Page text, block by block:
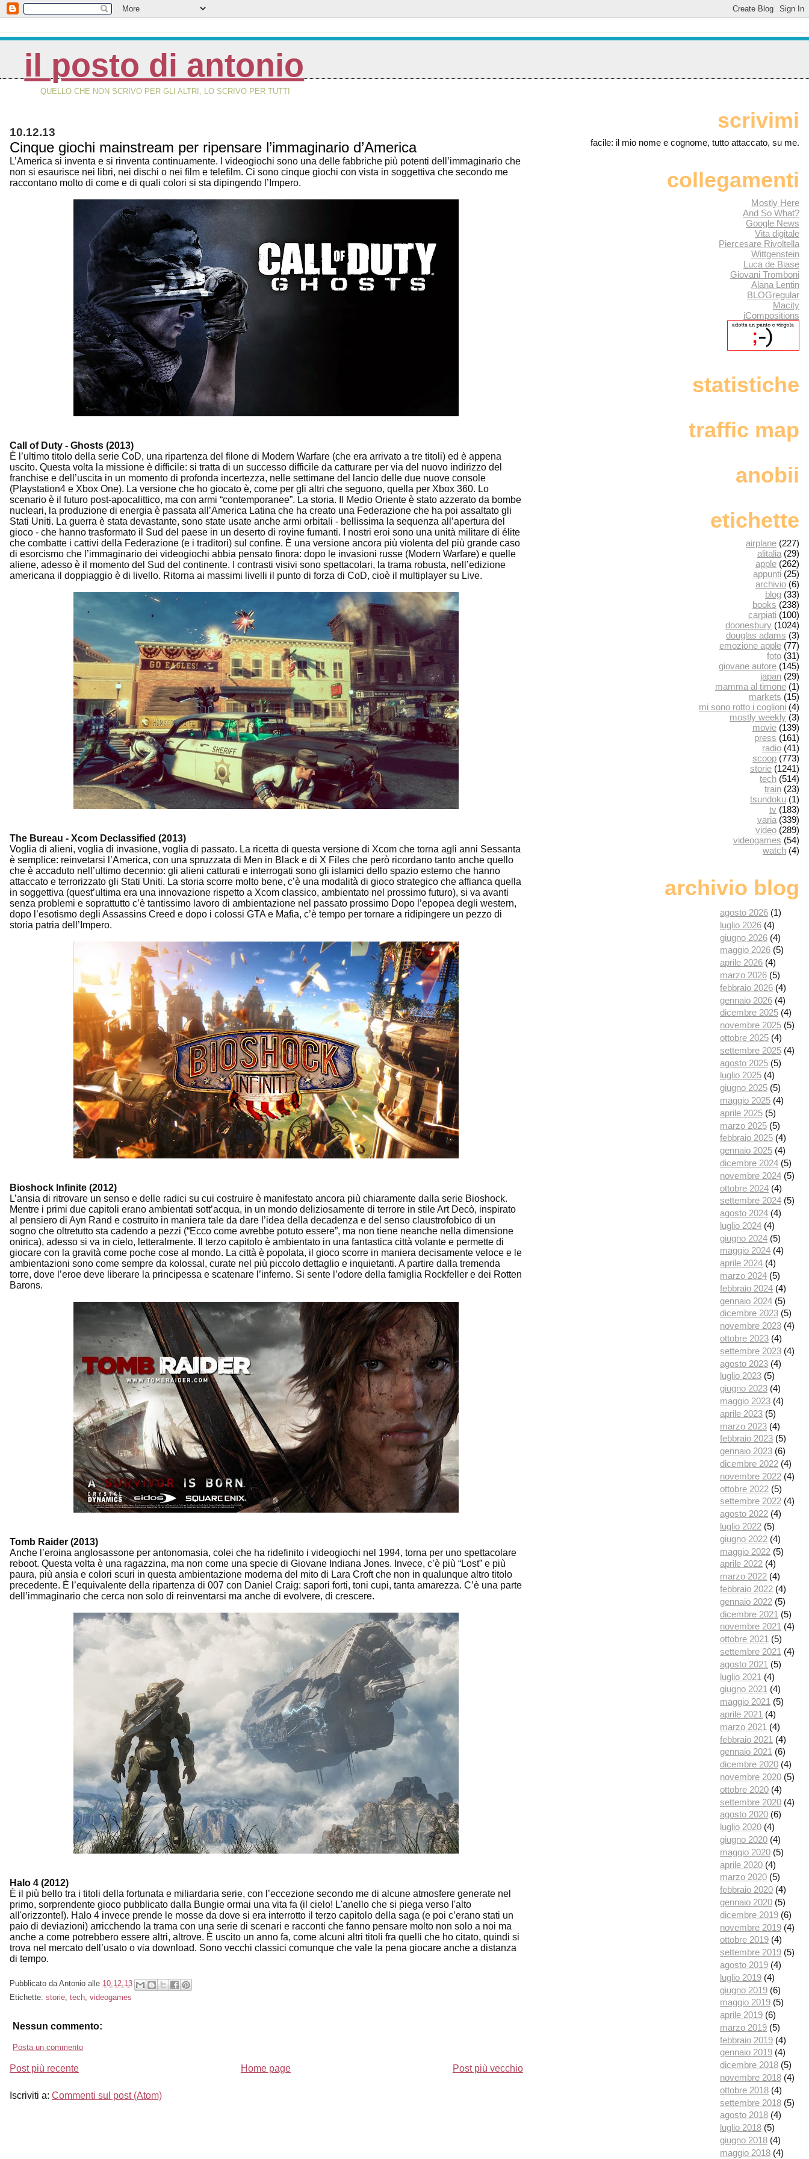
il posto di antonio
QUELLO CHE NON SCRIVO PER GLI ALTRI, LO SCRIVO PER TUTTI
10.12.13
Cinque giochi mainstream per ripensare l’immaginario d’America
L’America si inventa e si rinventa continuamente. I videogiochi sono una delle fabbriche più potenti dell’immaginario che
non si esaurisce nei libri, nei dischi o nei film e telefilm. Ci sono cinque giochi con vista in soggettiva che secondo me
raccontano molto di come e di quali colori si sta dipingendo l’Impero.
Call of Duty - Ghosts (2013)
È l’ultimo titolo della serie CoD, una ripartenza del filone di Modern Warfare (che era arrivato a tre titoli) ed è appena
uscito. Questa volta la missione è difficile: si tratta di un successo difficile da catturare per via del nuovo indirizzo del
franchise e dell’uscita in un momento di profonda incertezza, nelle settimane del lancio delle due nuove console
(Playstation4 e Xbox One). La versione che ho giocato è, come per gli altri che seguono, quella per Xbox 360. Lo
scenario è il futuro post-apocalittico, ma con armi “contemporanee”. La storia. Il Medio Oriente è stato azzerato da bombe
nucleari, la produzione di energia è passata all’America Latina che ha creato una Federazione che ha poi assaltato gli
Stati Uniti. La guerra è stata devastante, sono state usate anche armi orbitali - bellissima la sequenza all’apertura del
gioco - che hanno trasformato il Sud del paese in un deserto di rovine fumanti. I nostri eroi sono una unità militare di élite
che combatte i cattivi della Federazione (e i traditori) sul confine. È una versione ancora più violenta del più grande caso
di esorcismo che l’immaginario dei videogiochi abbia pensato finora: dopo le invasioni russe (Modern Warfare) e quelle
aliene, adesso è il momento del Sud del continente. I contrasti visivi sono spettacolari, la trama robusta, nell’edizione
americana il doppiaggio è di livello. Ritorna ai massimi livelli il punto di forza di CoD, cioè il multiplayer su Live.
The Bureau - Xcom Declassified (2013)
Voglia di alieni, voglia di invasione, voglia di passato. La ricetta di questa versione di Xcom che torna agli anni Sessanta
è semplice: reinvetarsi l’America, con una spruzzata di Men in Black e di X Files che però ricordano tanto anche quello
che è accaduto nell’ultimo decennio: gli alieni catturati e interrogati sono gli islamici dello spazio esterno che hanno
attaccato e terrorizzato gli Stati Uniti. La storia scorre molto bene, c’è una modalità di gioco strategico che affianca quella
in soggettiva (quest’ultima era una innovazione rispetto a Xcom classico, ambientato nel prossimo futuro), si va avanti
senza problemi e soprattutto c’è tantissimo lavoro di ambientazione nel passato prossimo Dopo l’epopea degli western,
dopo l’esotismo degli Assassins Creed e dopo i colossi GTA e Mafia, c’è tempo per tornare a ridipingere un pezzo di
storia patria dell’Impero.
Bioshock Infinite (2012)
L’ansia di ritrovare un senso e delle radici su cui costruire è manifestato ancora più chiaramente dalla serie Bioshock.
Mentre i primi due capitoli erano ambientati sott’acqua, in un mondo deliziosamente di terrore in stile Art Decò, inspirato
al pensiero di Ayn Rand e costruito in maniera tale da dare l’idea della decadenza e del senso claustrofobico di un
sogno che oltretutto sta cadendo a pezzi (“Ecco come avrebbe potuto essere”, ma non tiene neanche nella dimensione
onirica), adesso si va in cielo, letteralmente. Il terzo capitolo è ambientato in una fantastica città volante e permette di
giocare con la gravità come poche cose al mondo. La città è popolata, il gioco scorre in maniera decisamente veloce e le
ambientazioni sono come sempre da kolossal, curate nel più piccolo dettaglio e inquietanti. A partire dalla tremenda
torre, dove l’eroe deve liberare la principessa e scatenare l’inferno. Si sente l’odore della famiglia Rockfeller e dei Rotten
Barons.
Tomb Raider (2013)
Anche l’eroina anglosassone per antonomasia, colei che ha ridefinito i videogiochi nel 1994, torna per uno spettacolare
reboot. Questa volta è una ragazzina, ma non come una specie di Giovane Indiana Jones. Invece, c’è più “Lost” e più
paura, più ansia e colori scuri in questa ambientazione moderna del mito di Lara Croft che non in qualunque altro titolo
precedente. È l’equivalente della ripartenza di 007 con Daniel Craig: sapori forti, toni cupi, tanta amarezza. C’è una parte
dell’immaginario che cerca non solo di reinventarsi ma anche di evolvere, di crescere.
Halo 4 (2012)
È il più bello tra i titoli della fortunata e miliardaria serie, con l’eccezione secondo me di alcune atmosfere generate nel
primo, sorprendente gioco pubblicato dalla Bungie ormai una vita fa (il cielo! L'anello che si piega verso l'alto
all'orizzonte!). Halo 4 invece prende le mosse da dove si era interrotto il terzo capitolo della saga (e poi c’erano stati un
paio di deviazioni) arricchendo la trama con una serie di scenari e racconti che fanno pensare molto non solo a noi ma
anche a come potrebbero essere altri, altrove. È uscito un anno fa, come alcuni altri titoli fra quelli che ho citato, quindi si
trova nel mercato dell’usato o via download. Sono vecchi classici comunque che vale la pena giocare anche a distanza
di tempo.
Pubblicato da Antonio alle 10.12.13
Etichette: storie, tech, videogames
Nessun commento:
Posta un commento
Post più recente Post più vecchio
Home page
Iscriviti a: Commenti sul post (Atom)
scrivimi
facile: il mio nome e cognome, tutto attaccato, su me.
collegamenti
Mostly Here
And So What?
Google News
Vita digitale
Piercesare Rivoltella
Wittgenstein
Luca de Biase
Giovani Tromboni
Alana Lentin
BLOGregular
Macity
iCompositions
statistiche
traffic map
anobii
etichette
airplane (227)
alitalia (29)
apple (262)
appunti (25)
archivio (6)
blog (33)
books (238)
carpiati (100)
doonesbury (1024)
douglas adams (3)
emozione apple (77)
foto (31)
giovane autore (145)
japan (29)
mamma al timone (1)
markets (15)
mi sono rotto i coglioni (4)
mostly weekly (3)
movie (139)
press (161)
radio (41)
scoop (773)
storie (1241)
tech (514)
train (23)
tsundoku (1)
tv (183)
varia (339)
video (289)
videogames (54)
watch (4)
archivio blog
agosto 2026 (1)
luglio 2026 (4)
giugno 2026 (4)
maggio 2026 (5)
aprile 2026 (4)
marzo 2026 (5)
febbraio 2026 (4)
gennaio 2026 (4)
dicembre 2025 (4)
novembre 2025 (5)
ottobre 2025 (4)
settembre 2025 (4)
agosto 2025 (5)
luglio 2025 (4)
giugno 2025 (5)
maggio 2025 (4)
aprile 2025 (5)
marzo 2025 (5)
febbraio 2025 (4)
gennaio 2025 (4)
dicembre 2024 (5)
novembre 2024 (5)
ottobre 2024 (4)
settembre 2024 (5)
agosto 2024 (4)
luglio 2024 (4)
giugno 2024 (5)
maggio 2024 (4)
aprile 2024 (4)
marzo 2024 (5)
febbraio 2024 (4)
gennaio 2024 (5)
dicembre 2023 (5)
novembre 2023 (4)
ottobre 2023 (4)
settembre 2023 (4)
agosto 2023 (4)
luglio 2023 (5)
giugno 2023 (4)
maggio 2023 (4)
aprile 2023 (5)
marzo 2023 (4)
febbraio 2023 (5)
gennaio 2023 (6)
dicembre 2022 (4)
novembre 2022 (4)
ottobre 2022 (5)
settembre 2022 (4)
agosto 2022 (4)
luglio 2022 (5)
giugno 2022 (4)
maggio 2022 (5)
aprile 2022 (4)
marzo 2022 (4)
febbraio 2022 (4)
gennaio 2022 (5)
dicembre 2021 (5)
novembre 2021 (4)
ottobre 2021 (5)
settembre 2021 (4)
agosto 2021 (5)
luglio 2021 (4)
giugno 2021 (4)
maggio 2021 (5)
aprile 2021 (4)
marzo 2021 (4)
febbraio 2021 (4)
gennaio 2021 (6)
dicembre 2020 (4)
novembre 2020 (5)
ottobre 2020 (4)
settembre 2020 (4)
agosto 2020 (6)
luglio 2020 (4)
giugno 2020 (4)
maggio 2020 (5)
aprile 2020 (4)
marzo 2020 (5)
febbraio 2020 (4)
gennaio 2020 (5)
dicembre 2019 (6)
novembre 2019 (4)
ottobre 2019 (4)
settembre 2019 (5)
agosto 2019 (4)
luglio 2019 (4)
giugno 2019 (6)
maggio 2019 (5)
aprile 2019 (6)
marzo 2019 (5)
febbraio 2019 (4)
gennaio 2019 (4)
dicembre 2018 (5)
novembre 2018 (4)
ottobre 2018 (4)
settembre 2018 (5)
agosto 2018 (4)
luglio 2018 (5)
giugno 2018 (4)
maggio 2018 (4)